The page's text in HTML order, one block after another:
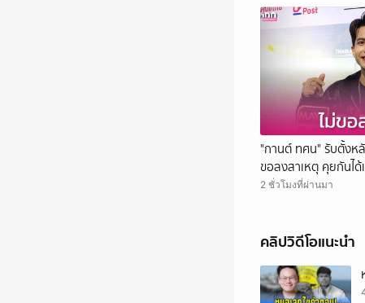
"กานต์ ทศน" รับตั้งห
ขอลงสาเหตุ คุยกันได้
2 ชั่วโมงที่ผ่านมา
คลิปวิดีโอแนะนำ